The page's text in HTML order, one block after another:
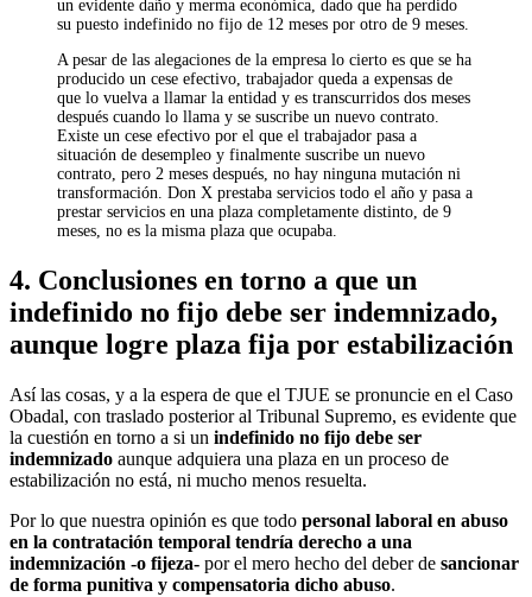
un evidente daño y merma económica, dado que ha perdido
su puesto indefinido no fijo de 12 meses por otro de 9 meses.
A pesar de las alegaciones de la empresa lo cierto es que se ha
producido un cese efectivo, trabajador queda a expensas de
que lo vuelva a llamar la entidad y es transcurridos dos meses
después cuando lo llama y se suscribe un nuevo contrato.
Existe un cese efectivo por el que el trabajador pasa a
situación de desempleo y finalmente suscribe un nuevo
contrato, pero 2 meses después, no hay ninguna mutación ni
transformación. Don X prestaba servicios todo el año y pasa a
prestar servicios en una plaza completamente distinto, de 9
meses, no es la misma plaza que ocupaba.
4. Conclusiones en torno a que un
indefinido no fijo debe ser indemnizado,
aunque logre plaza fija por estabilización
Así las cosas, y a la espera de que el TJUE se pronuncie en el Caso
Obadal, con traslado posterior al Tribunal Supremo, es evidente que
la cuestión en torno a si un indefinido no fijo debe ser
indemnizado aunque adquiera una plaza en un proceso de
estabilización no está, ni mucho menos resuelta.
Por lo que nuestra opinión es que todo personal laboral en abuso
en la contratación temporal tendría derecho a una
indemnización -o fijeza- por el mero hecho del deber de sancionar
de forma punitiva y compensatoria dicho abuso.